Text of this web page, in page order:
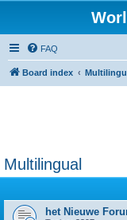
FAQ
Board index
Multilingual
het Nieuwe